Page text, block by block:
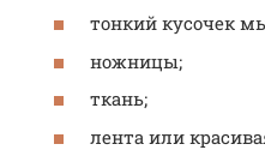
тонкий кусочек
ножницы;
ткань;
лента или